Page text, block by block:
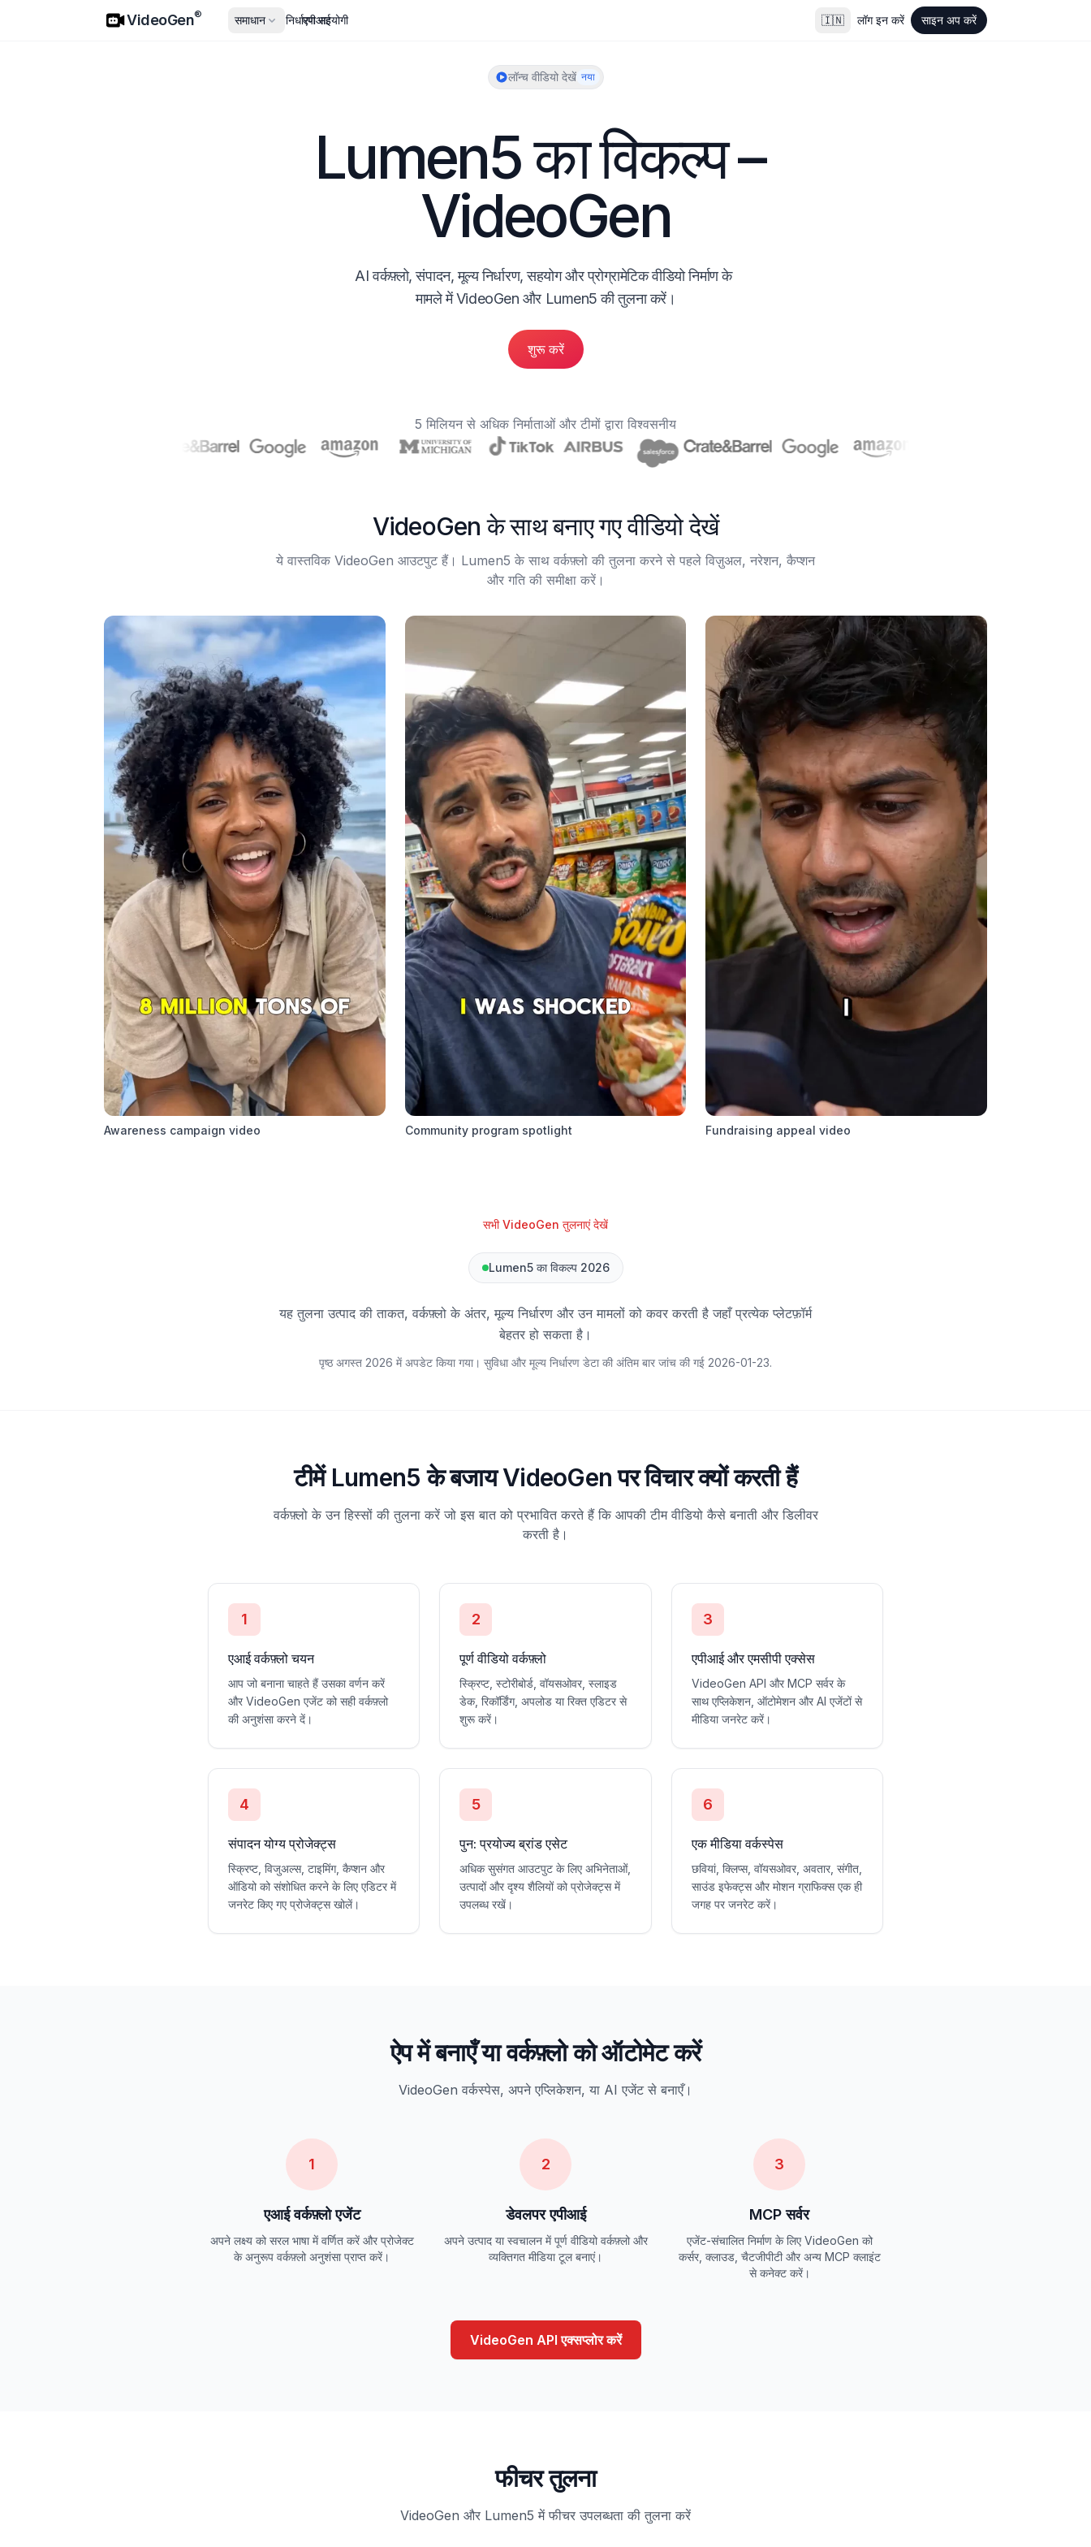
VideoGen
VideoGen® समाधानमूल्य निर्धारणएपीआईसहयोगी 🇮🇳 लॉग इन करें साइन अप करें
लॉन्च वीडियो देखें नया
Lumen5 का विकल्प –
VideoGen
AI वर्कफ़्लो, संपादन, मूल्य निर्धारण, सहयोग और प्रोग्रामेटिक वीडियो निर्माण के
मामले में VideoGen और Lumen5 की तुलना करें।
शुरू करें
5 मिलियन से अधिक निर्माताओं और टीमों द्वारा विश्वसनीय
VideoGen के साथ बनाए गए वीडियो देखें
ये वास्तविक VideoGen आउटपुट हैं। Lumen5 के साथ वर्कफ़्लो की तुलना करने से पहले विज़ुअल, नरेशन, कैप्शन
और गति की समीक्षा करें।
Awareness campaign video Community program spotlight Fundraising appeal video
सभी VideoGen तुलनाएं देखें
Lumen5 का विकल्प 2026
यह तुलना उत्पाद की ताकत, वर्कफ़्लो के अंतर, मूल्य निर्धारण और उन मामलों को कवर करती है जहाँ प्रत्येक प्लेटफ़ॉर्म
बेहतर हो सकता है।
पृष्ठ अगस्त 2026 में अपडेट किया गया। सुविधा और मूल्य निर्धारण डेटा की अंतिम बार जांच की गई 2026-01-23.
टीमें Lumen5 के बजाय VideoGen पर विचार क्यों करती हैं
वर्कफ़्लो के उन हिस्सों की तुलना करें जो इस बात को प्रभावित करते हैं कि आपकी टीम वीडियो कैसे बनाती और डिलीवर
करती है।
1
एआई वर्कफ़्लो चयन
आप जो बनाना चाहते हैं उसका वर्णन करें
और VideoGen एजेंट को सही वर्कफ़्लो
की अनुशंसा करने दें।
2
पूर्ण वीडियो वर्कफ़्लो
स्क्रिप्ट, स्टोरीबोर्ड, वॉयसओवर, स्लाइड
डेक, रिकॉर्डिंग, अपलोड या रिक्त एडिटर से
शुरू करें।
3
एपीआई और एमसीपी एक्सेस
VideoGen API और MCP सर्वर के
साथ एप्लिकेशन, ऑटोमेशन और AI एजेंटों से
मीडिया जनरेट करें।
4
संपादन योग्य प्रोजेक्ट्स
स्क्रिप्ट, विजुअल्स, टाइमिंग, कैप्शन और
ऑडियो को संशोधित करने के लिए एडिटर में
जनरेट किए गए प्रोजेक्ट्स खोलें।
5
पुन: प्रयोज्य ब्रांड एसेट
अधिक सुसंगत आउटपुट के लिए अभिनेताओं,
उत्पादों और दृश्य शैलियों को प्रोजेक्ट्स में
उपलब्ध रखें।
6
एक मीडिया वर्कस्पेस
छवियां, क्लिप्स, वॉयसओवर, अवतार, संगीत,
साउंड इफेक्ट्स और मोशन ग्राफिक्स एक ही
जगह पर जनरेट करें।
ऐप में बनाएँ या वर्कफ़्लो को ऑटोमेट करें
VideoGen वर्कस्पेस, अपने एप्लिकेशन, या AI एजेंट से बनाएँ।
1
एआई वर्कफ़्लो एजेंट
अपने लक्ष्य को सरल भाषा में वर्णित करें और प्रोजेक्ट
के अनुरूप वर्कफ़्लो अनुशंसा प्राप्त करें।
2
डेवलपर एपीआई
अपने उत्पाद या स्वचालन में पूर्ण वीडियो वर्कफ़्लो और
व्यक्तिगत मीडिया टूल बनाएं।
3
MCP सर्वर
एजेंट-संचालित निर्माण के लिए VideoGen को
कर्सर, क्लाउड, चैटजीपीटी और अन्य MCP क्लाइंट
से कनेक्ट करें।
VideoGen API एक्सप्लोर करें
फीचर तुलना
VideoGen और Lumen5 में फीचर उपलब्धता की तुलना करें